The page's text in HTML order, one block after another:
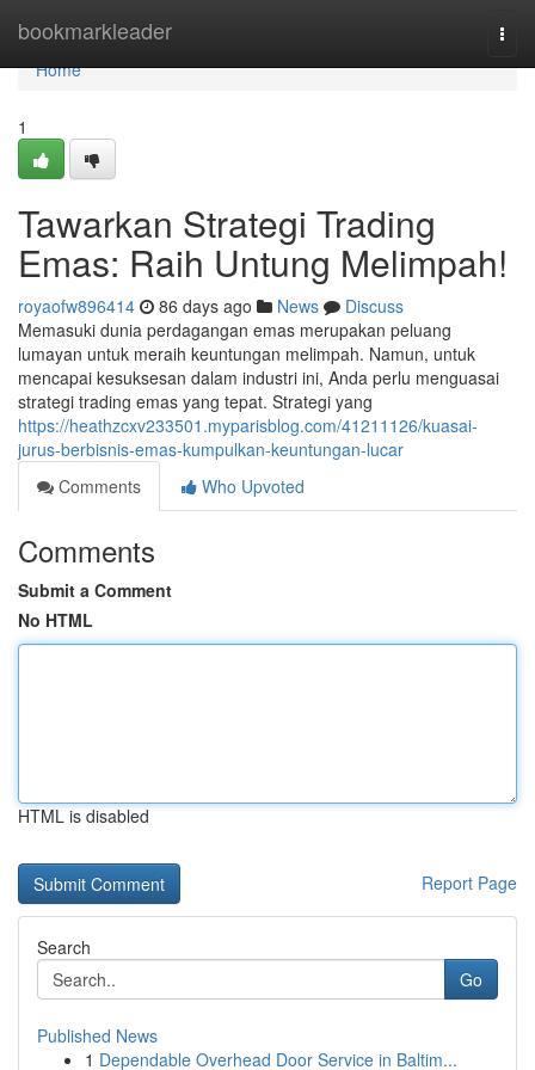
bookmarkleader
Home
Home
1
Tawarkan Strategi Trading
Emas: Raih Untung Melimpah!
royaofw896414 86 days ago News
Discuss
Memasuki dunia perdagangan emas merupakan peluang
lumayan untuk meraih keuntungan melimpah. Namun, untuk
mencapai kesuksesan dalam industri ini, Anda perlu menguasai
strategi trading emas yang tepat. Strategi yang
https://heathzcxv233501.myparisblog.com/41211126/kuasai-
jurus-berbisnis-emas-kumpulkan-keuntungan-lucar
Comments
Who Upvoted
Comments
Submit a Comment
No HTML
HTML is disabled
Report Page
Search
Go
Published News
1 Dependable Overhead Door Service in Baltim...